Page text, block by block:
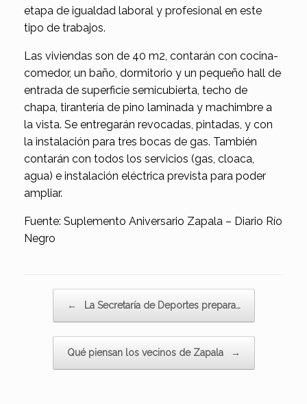
etapa de igualdad laboral y profesional en este
tipo de trabajos.
Las viviendas son de 40 m2, contarán con cocina-
comedor, un baño, dormitorio y un pequeño hall de
entrada de superficie semicubierta, techo de
chapa, tirantería de pino laminada y machimbre a
la vista. Se entregarán revocadas, pintadas, y con
la instalación para tres bocas de gas. También
contarán con todos los servicios (gas, cloaca,
agua) e instalación eléctrica prevista para poder
ampliar.
Fuente: Suplemento Aniversario Zapala – Diario Río
Negro
← La Secretaría de Deportes prepara…
Qué piensan los vecinos de Zapala →